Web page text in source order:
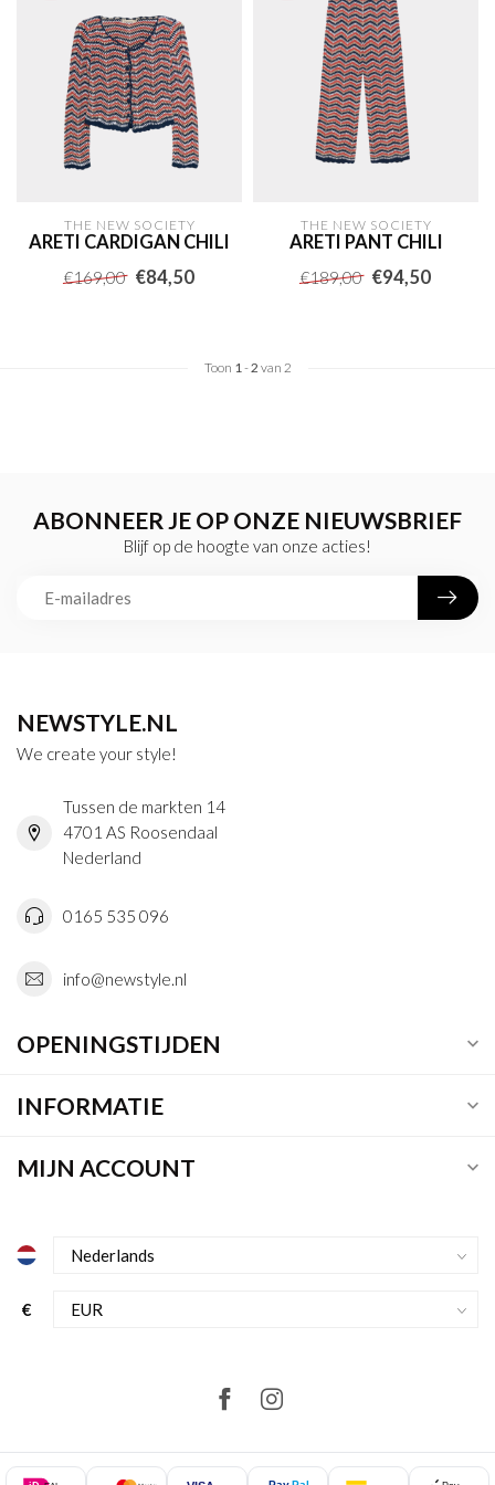
THE NEW SOCIETY
ARETI CARDIGAN CHILI
€169,00 €84,50
THE NEW SOCIETY
ARETI PANT CHILI
€189,00 €94,50
Toon 1-2 van 2
ABONNEER JE OP ONZE NIEUWSBRIEF
Blijf op de hoogte van onze acties!
NEWSTYLE.NL
We create your style!
Tussen de markten 14
4701 AS Roosendaal
Nederland
0165 535 096
info@newstyle.nl
OPENINGSTIJDEN
INFORMATIE
MIJN ACCOUNT
€